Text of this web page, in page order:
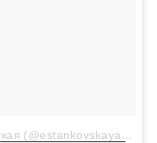
A post shared by Елена Станковская (@estankovskaya)on